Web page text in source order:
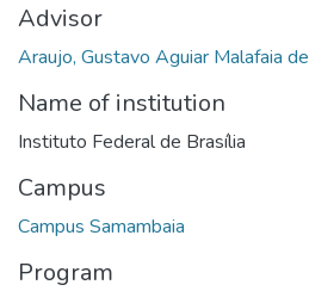
Advisor
Araujo, Gustavo Aguiar Malafaia de
Name of institution
Instituto Federal de Brasília
Campus
Campus Samambaia
Program